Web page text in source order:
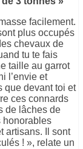
facilement.
plus occupés
chevaux de
tu te fais
taille au garrot
l’envie et
que devant toi et
ces connards
de lâches de
honorables
artisans. Il sont
! », relate un